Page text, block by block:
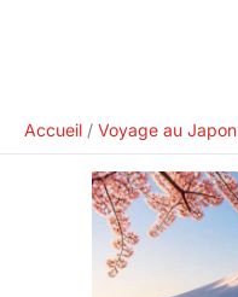
Accueil Voyage au Japon